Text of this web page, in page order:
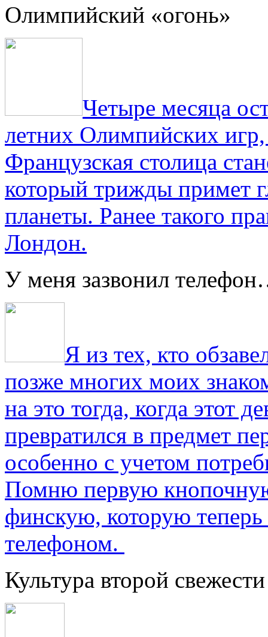
Олимпийский «огонь»
Четыре месяца
летних Олимпийских
Французская столица
который трижды примет
планеты. Ранее такого
Лондон.
У меня зазвонил
Я из тех, кто
позже многих моих
на это тогда, когда этот
превратился в предмет
особенно с учетом
Помню первую
финскую, которую
телефоном.
Культура второй свежести